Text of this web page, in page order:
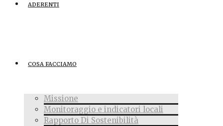
ADERENTI
COSA FACCIAMO
Missione
Monitoraggio e indicatori locali
Rapporto Di Sostenibilità